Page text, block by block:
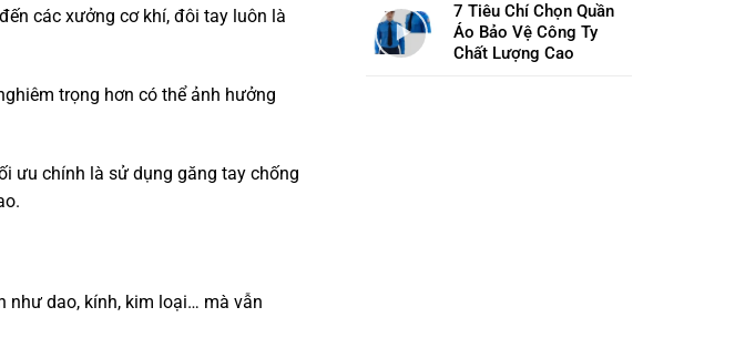
các xưởng cơ khí, đôi tay luôn là
trọng hơn có thể ảnh hưởng
ưu chính là sử dụng găng tay chống
như dao, kính, kim loại… mà vẫn
7 Tiêu Chí Chọn Quần
Áo Bảo Vệ Công Ty
Chất Lượng Cao